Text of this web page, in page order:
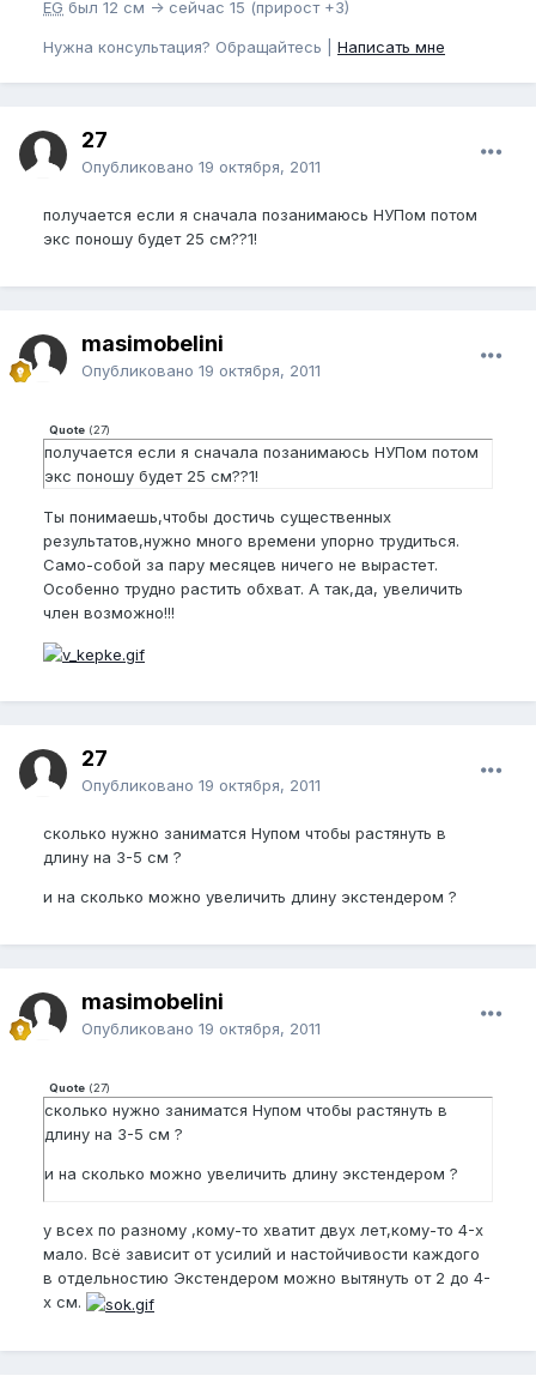
EG был 12 см -> сейчас 15 (прирост +3)
Нужна консультация? Обращайтесь | Написать мне
27
Опубликовано 19 октября, 2011
получается если я сначала позанимаюсь НУПом потом
экс поношу будет 25 см??1!
masimobelini
Опубликовано 19 октября, 2011
Quote (27)
получается если я сначала позанимаюсь НУПом потом
экс поношу будет 25 см??1!
Ты понимаешь,чтобы достичь существенных
результатов,нужно много времени упорно трудиться.
Само-собой за пару месяцев ничего не вырастет.
Особенно трудно растить обхват. А так,да, увеличить
член возможно!!!
27
Опубликовано 19 октября, 2011
сколько нужно заниматся Нупом чтобы растянуть в
длину на 3-5 см ?
и на сколько можно увеличить длину экстендером ?
masimobelini
Опубликовано 19 октября, 2011
Quote (27)
сколько нужно заниматся Нупом чтобы растянуть в
длину на 3-5 см ?
и на сколько можно увеличить длину экстендером ?
у всех по разному ,кому-то хватит двух лет,кому-то 4-х
мало. Всё зависит от усилий и настойчивости каждого
в отдельностию Экстендером можно вытянуть от 2 до 4-
х см.